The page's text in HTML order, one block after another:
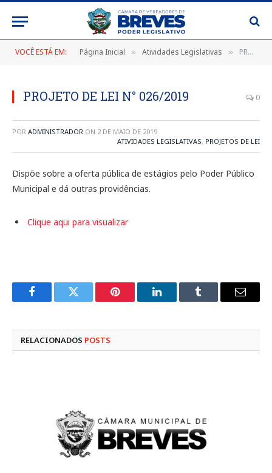
VOCÊ ESTÁ EM: Página Inicial » Atividades Legislativas » PROJETO DE LEI N° 026/2019
PROJETO DE LEI N° 026/2019 0
POR ADMINISTRADOR ON 2 DE MAIO DE 2019
ATIVIDADES LEGISLATIVAS, PROJETOS DE LEI
Dispõe sobre a oferta pública de estágios pelo Poder Público
Municipal e dá outras providências.
Clique aqui para visualizar
FacebookTwitter Pinterest LinkedInTumblr
E-
RELACIONADOS POSTS